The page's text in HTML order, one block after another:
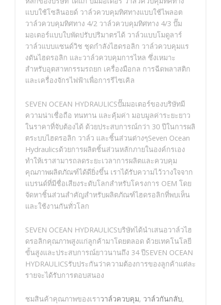
แบบใช้โซลินอยด์ วาล์วควบคุมทิศทางแบบใช้ไพลอต
วาล์วควบคุมทิศทาง 4/2 วาล์วควบคุมทิศทาง 4/3 ปั๊ม
มอเตอร์แบบใบพัดปรับปริมาตรได้ วาล์วแบบโมดูลาร์
วาล์วแบบแซนด์วิช ชุดกำลังไฮดรอลิก วาล์วควบคุมแร
งดันไฮดรอลิก และวาล์วควบคุมการไหล ซึ่งเหมาะ
สำหรับอุตสาหกรรมรถยก เครื่องมือกล การฉีดพลาสติก
และเครื่องจักรไฟฟ้าเพื่อการรีไซเคิล
SEVEN OCEAN HYDRAULICSปั๊มมอเตอร์ของบริษัทมี
ความน่าเชื่อถือ ทนทาน และคุ้มค่า มอบมูลค่าระยะยาว
ในราคาที่จับต้องได้ ด้วยประสบการณ์กว่า 30 ปีในการผลิ
ตระบบไฮดรอลิก วาล์ว และชิ้นส่วนต่างๆSeven Ocean
Hydraulicsด้วยการผลิตชิ้นส่วนหลักภายในองค์กรเอง
ทำให้เราสามารถลดระยะเวลาการผลิตและควบคุม
คุณภาพผลิตภัณฑ์ได้ดียิ่งขึ้น เราได้รับความไว้วางใจจาก
แบรนด์ที่มีชื่อเสียงระดับโลกสำหรับโครงการ OEM โดย
จัดหาชิ้นส่วนสำคัญสำหรับผลิตภัณฑ์ไฮดรอลิกที่พบเห็น
และใช้งานกันทั่วโลก
SEVEN OCEAN HYDRAULICSบริษัทได้นำเสนอวาล์วไฮ
ดรอลิกคุณภาพสูงแก่ลูกค้ามาโดยตลอด ด้วยเทคโนโลยี
ขั้นสูงและประสบการณ์ยาวนานถึง 34 ปีSEVEN OCEAN
HYDRAULICSรับประกันว่าความต้องการของลูกค้าแต่ละ
รายจะได้รับการตอบสนอง
ชมสินค้าคุณภาพของเราวาล์วควบคุม, วาล์วกันกลับ,